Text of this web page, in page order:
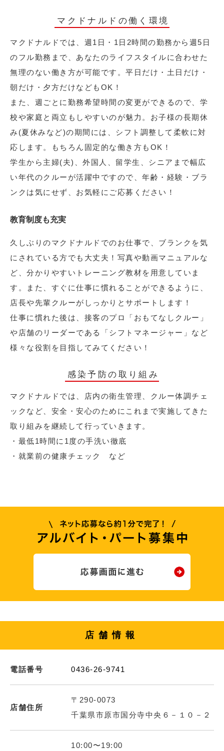
マクドナルドの働く環境
マクドナルドでは、週1日・1日2時間の勤務から週5日
のフル勤務まで、あなたのライフスタイルに合わせた
無理のない働き方が可能です。平日だけ・土日だけ・
朝だけ・夕方だけなどもOK！
また、週ごとに勤務希望時間の変更ができるので、学
校や家庭と両立もしやすいのが魅力。お子様の長期休
み(夏休みなど)の期間には、シフト調整して柔軟に対
応します。もちろん固定的な働き方もOK！
学生から主婦(夫)、外国人、留学生、シニアまで幅広
い年代のクルーが活躍中ですので、年齢・経験・ブラ
ンクは気にせず、お気軽にご応募ください！
教育制度も充実
久しぶりのマクドナルドでのお仕事で、ブランクを気
にされている方でも大丈夫！写真や動画マニュアルな
ど、分かりやすいトレーニング教材を用意していま
す。また、すぐに仕事に慣れることができるように、
店長や先輩クルーがしっかりとサポートします！
仕事に慣れた後は、接客のプロ「おもてなしクルー」
や店舗のリーダーである「シフトマネージャー」など
様々な役割を目指してみてください！
感染予防の取り組み
マクドナルドでは、店内の衛生管理、クルー体調チェ
ックなど、安全・安心のためにこれまで実施してきた
取り組みを継続して行っていきます。
・最低1時間に1度の手洗い徹底
・就業前の健康チェック など
店舗情報
電話番号 0436-26-9741
店舗住所
〒290-0073
千葉県市原市国分寺中央６－１０－２
10:00〜19:00